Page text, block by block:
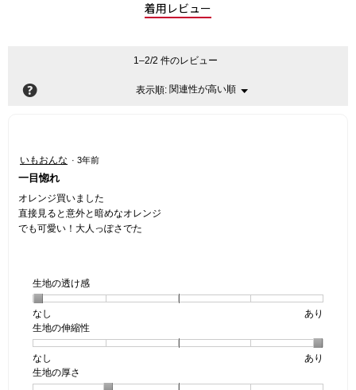
着用レビュー
1–2/2 件のレビュー
? 表示順: 関連性が高い順 ▼
メ
5
5
個
で
いもおんな · 3年前
一目惚れ
オレンジ買いました
直接見ると意外と暗めなオレンジ
でも可愛い！大人っぽさでた
生地の透け感
なし
個
あり
評
の
生地の伸縮性
なし あり
生地の厚さ